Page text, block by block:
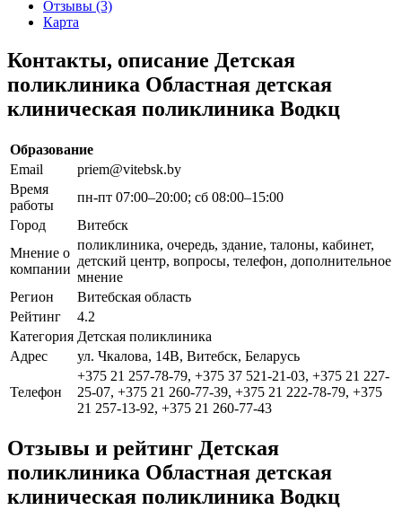
Отзывы (3)
Карта
Контакты, описание Детская
поликлиника Областная детская
клиническая поликлиника Водкц
Образование
Email
priem@vitebsk.by
Время
работы
пн-пт 07:00–20:00; сб 08:00–15:00
Город
Витебск
Мнение о
компании
поликлиника, очередь, здание, талоны, кабинет,
детский центр, вопросы, телефон, дополнительное
мнение
Регион
Витебская область
Рейтинг
4.2
Категория Детская поликлиника
Адрес
ул. Чкалова, 14В, Витебск, Беларусь
Телефон
+375 21 257-78-79, +375 37 521-21-03, +375 21 227-
25-07, +375 21 260-77-39, +375 21 222-78-79, +375
21 257-13-92, +375 21 260-77-43
Отзывы и рейтинг Детская
поликлиника Областная детская
клиническая поликлиника Водкц